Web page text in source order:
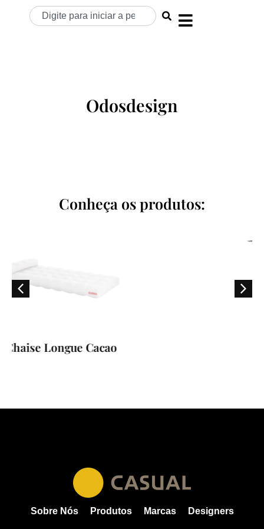
Odosdesign
Conheça os produtos:
Sobre Nós Produtos Marcas Designers